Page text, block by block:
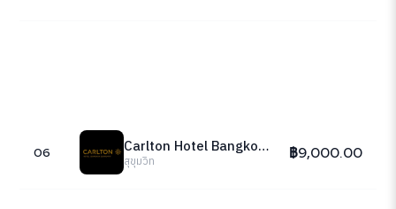
06 Carlton Hotel Bangkok Sukhumvit
สุขุมวิท ฿9,000.00